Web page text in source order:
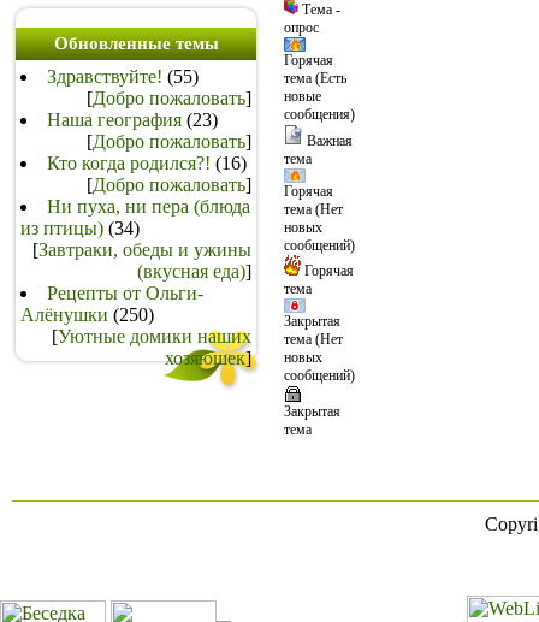
Обновленные темы
Здравствуйте! (55)
[Добро пожаловать]
Наша география (23)
[Добро пожаловать]
Кто когда родился?! (16)
[Добро пожаловать]
Ни пуха, ни пера (блюда
из птицы) (34)
[Завтраки, обеды и ужины
(вкусная еда)]
Рецепты от Ольги-
Алёнушки (250)
[Уютные домики наших
хозяюшек]
Тема -
опрос
Горячая
тема (Есть
новые
сообщения)
Важная
тема
Горячая
тема (Нет
новых
сообщений)
Горячая
тема
Закрытая
тема (Нет
новых
сообщений)
Закрытая
тема